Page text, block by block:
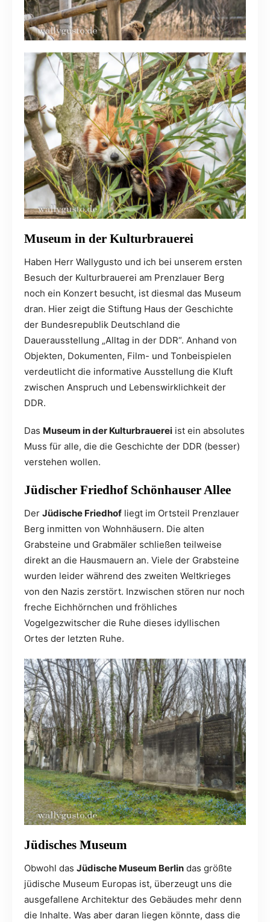
Museum in der Kulturbrauerei
Haben Herr Wallygusto und ich bei unserem ersten
Besuch der Kulturbrauerei am Prenzlauer Berg
noch ein Konzert besucht, ist diesmal das Museum
dran. Hier zeigt die Stiftung Haus der Geschichte
der Bundesrepublik Deutschland die
Dauerausstellung „Alltag in der DDR“. Anhand von
Objekten, Dokumenten, Film- und Tonbeispielen
verdeutlicht die informative Ausstellung die Kluft
zwischen Anspruch und Lebenswirklichkeit der
DDR.
Das Museum in der Kulturbrauerei ist ein absolutes
Muss für alle, die die Geschichte der DDR (besser)
verstehen wollen.
Jüdischer Friedhof Schönhauser Allee
Der Jüdische Friedhof liegt im Ortsteil Prenzlauer
Berg inmitten von Wohnhäusern. Die alten
Grabsteine und Grabmäler schließen teilweise
direkt an die Hausmauern an. Viele der Grabsteine
wurden leider während des zweiten Weltkrieges
von den Nazis zerstört. Inzwischen stören nur noch
freche Eichhörnchen und fröhliches
Vogelgezwitscher die Ruhe dieses idyllischen
Ortes der letzten Ruhe.
Jüdisches Museum
Obwohl das Jüdische Museum Berlin das größte
jüdische Museum Europas ist, überzeugt uns die
ausgefallene Architektur des Gebäudes mehr denn
die Inhalte. Was aber daran liegen könnte, dass die